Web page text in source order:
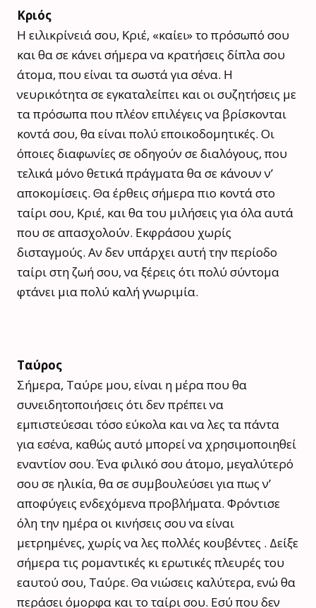
Κριός
Η ειλικρίνειά σου, Κριέ, «καίει» το πρόσωπό σου
και θα σε κάνει σήμερα να κρατήσεις δίπλα σου
άτομα, που είναι τα σωστά για σένα. Η
νευρικότητα σε εγκαταλείπει και οι συζητήσεις με
τα πρόσωπα που πλέον επιλέγεις να βρίσκονται
κοντά σου, θα είναι πολύ εποικοδομητικές. Οι
όποιες διαφωνίες σε οδηγούν σε διαλόγους, που
τελικά μόνο θετικά πράγματα θα σε κάνουν ν’
αποκομίσεις. Θα έρθεις σήμερα πιο κοντά στο
ταίρι σου, Κριέ, και θα του μιλήσεις για όλα αυτά
που σε απασχολούν. Εκφράσου χωρίς
δισταγμούς. Αν δεν υπάρχει αυτή την περίοδο
ταίρι στη ζωή σου, να ξέρεις ότι πολύ σύντομα
φτάνει μια πολύ καλή γνωριμία.
Ταύρος
Σήμερα, Ταύρε μου, είναι η μέρα που θα
συνειδητοποιήσεις ότι δεν πρέπει να
εμπιστεύεσαι τόσο εύκολα και να λες τα πάντα
για εσένα, καθώς αυτό μπορεί να χρησιμοποιηθεί
εναντίον σου. Ένα φιλικό σου άτομο, μεγαλύτερό
σου σε ηλικία, θα σε συμβουλεύσει για πως ν’
αποφύγεις ενδεχόμενα προβλήματα. Φρόντισε
όλη την ημέρα οι κινήσεις σου να είναι
μετρημένες, χωρίς να λες πολλές κουβέντες . Δείξε
σήμερα τις ρομαντικές κι ερωτικές πλευρές του
εαυτού σου, Ταύρε. Θα νιώσεις καλύτερα, ενώ θα
περάσει όμορφα και το ταίρι σου. Εσύ που δεν